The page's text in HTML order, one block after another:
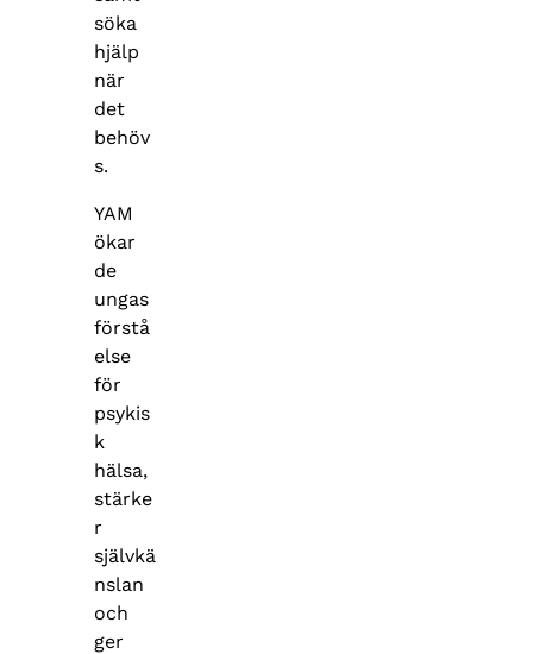
söka
hjälp
när
det
behöv
s.
YAM
ökar
de
ungas
förstå
else
för
psykis
k
hälsa,
stärke
r
självkä
nslan
och
ger